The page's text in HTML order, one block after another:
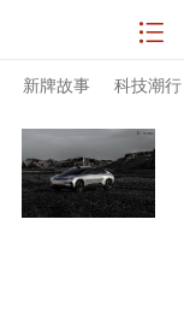
新牌故事 科技潮行